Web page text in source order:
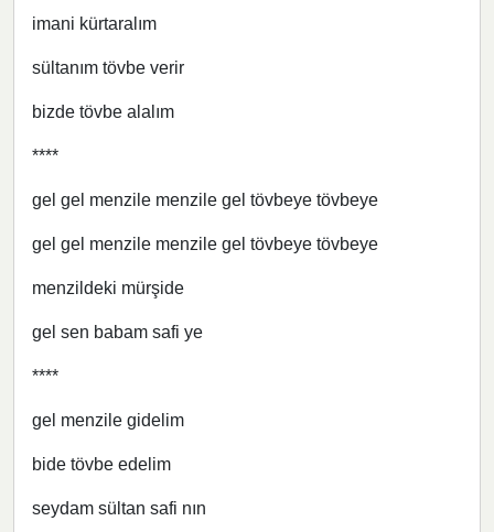
imani kürtaralım
sültanım tövbe verir
bizde tövbe alalım
****
gel gel menzile menzile gel tövbeye tövbeye
gel gel menzile menzile gel tövbeye tövbeye
menzildeki mürşide
gel sen babam safi ye
****
gel menzile gidelim
bide tövbe edelim
seydam sültan safi nın